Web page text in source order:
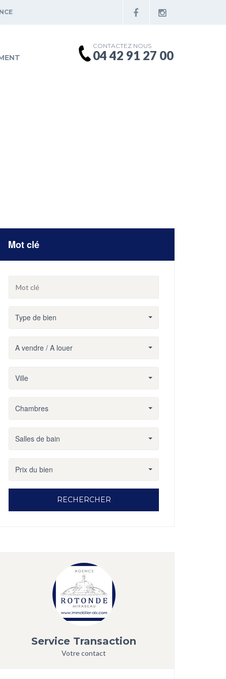
CONTACTEZ NOUS
04 42 91 27 00
Mot clé
Type de bien
A vendre / A louer
Ville
Chambres
Salles de bain
Prix du bien
RECHERCHER
Service Transaction
Votre contact